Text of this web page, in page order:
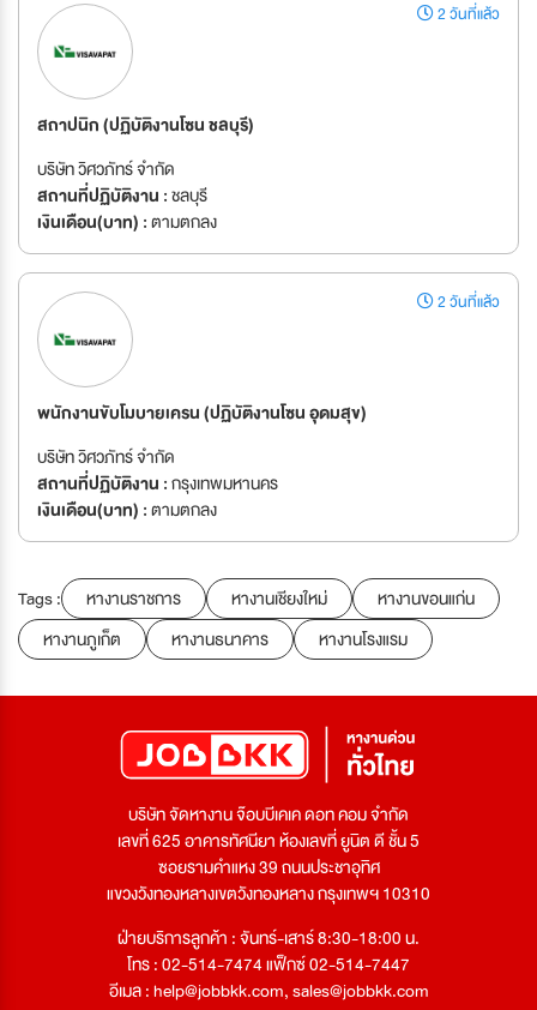
2 วันที่แล้ว
สถาปนิก (ปฏิบัติงานโซน ชลบุรี)
บริษัท วิศวภัทร์ จำกัด
สถานที่ปฏิบัติงาน :ชลบุรี
เงินเดือน(บาท) :ตามตกลง
2 วันที่แล้ว
พนักงานขับโมบายเครน (ปฏิบัติงานโซน อุดมสุข)
บริษัท วิศวภัทร์ จำกัด
สถานที่ปฏิบัติงาน :กรุงเทพมหานคร
เงินเดือน(บาท) :ตามตกลง
Tags : หางานราชการ หางานเชียงใหม่
หางานขอนแก่น
หางานภูเก็ต
หางานธนาคาร หางานโรงแรม
บริษัท จัดหางาน จ๊อบบีเคเค ดอท คอม จำกัด
เลขที่ 625 อาคารทัศนียา ห้องเลขที่ ยูนิต ดี ชั้น 5
ซอยรามคำแหง 39 ถนนประชาอุทิศ
แขวงวังทองหลางเขตวังทองหลาง กรุงเทพฯ 10310
ฝ่ายบริการลูกค้า : จันทร์-เสาร์ 8:30-18:00 น.
โทร : 02-514-7474 แฟ็กซ์ 02-514-7447
อีเมล :help@jobbkk.com,sales@jobbkk.com